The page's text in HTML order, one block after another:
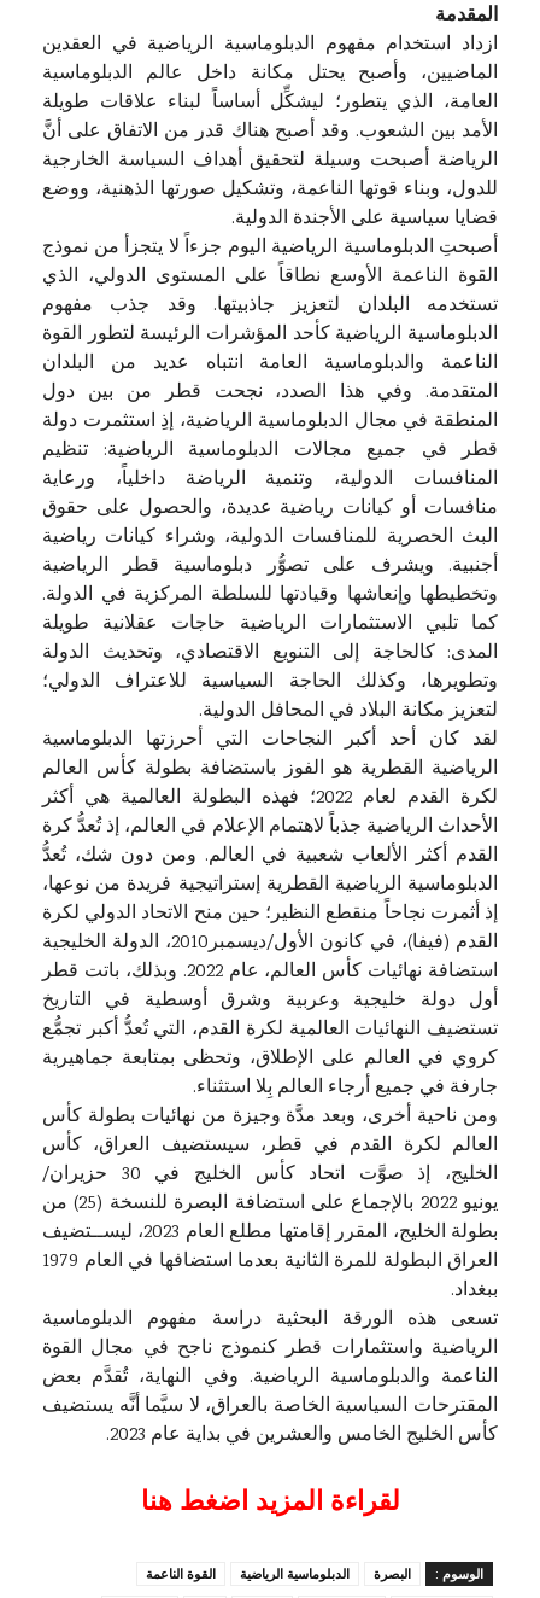
المقدمة
ازداد استخدام مفهوم الدبلوماسية الرياضية في العقدين
الماضيين، وأصبح يحتل مكانة داخل عالم الدبلوماسية
العامة، الذي يتطور؛ ليشكِّل أساساً لبناء علاقات طويلة
الأمد بين الشعوب. وقد أصبح هناك قدر من الاتفاق على أنَّ
الرياضة أصبحت وسيلة لتحقيق أهداف السياسة الخارجية
للدول، وبناء قوتها الناعمة، وتشكيل صورتها الذهنية، ووضع
قضايا سياسية على الأجندة الدولية.
أصبحتِ الدبلوماسية الرياضية اليوم جزءاً لا يتجزأ من نموذج
القوة الناعمة الأوسع نطاقاً على المستوى الدولي، الذي
تستخدمه البلدان لتعزيز جاذبيتها. وقد جذب مفهوم
الدبلوماسية الرياضية كأحد المؤشرات الرئيسة لتطور القوة
الناعمة والدبلوماسية العامة انتباه عديد من البلدان
المتقدمة. وفي هذا الصدد، نجحت قطر من بين دول
المنطقة في مجال الدبلوماسية الرياضية، إذِ استثمرت دولة
قطر في جميع مجالات الدبلوماسية الرياضية: تنظيم
المنافسات الدولية، وتنمية الرياضة داخلياً، ورعاية
منافسات أو كيانات رياضية عديدة، والحصول على حقوق
البث الحصرية للمنافسات الدولية، وشراء كيانات رياضية
أجنبية. ويشرف على تصوُّر دبلوماسية قطر الرياضية
وتخطيطها وإنعاشها وقيادتها للسلطة المركزية في الدولة.
كما تلبي الاستثمارات الرياضية حاجات عقلانية طويلة
المدى: كالحاجة إلى التنويع الاقتصادي، وتحديث الدولة
وتطويرها، وكذلك الحاجة السياسية للاعتراف الدولي؛
لتعزيز مكانة البلاد في المحافل الدولية.
لقد كان أحد أكبر النجاحات التي أحرزتها الدبلوماسية
الرياضية القطرية هو الفوز باستضافة بطولة كأس العالم
لكرة القدم لعام 2022؛ فهذه البطولة العالمية هي أكثر
الأحداث الرياضية جذباً لاهتمام الإعلام في العالم، إذ تُعدُّ كرة
القدم أكثر الألعاب شعبية في العالم. ومن دون شك، تُعدُّ
الدبلوماسية الرياضية القطرية إستراتيجية فريدة من نوعها،
إذ أثمرت نجاحاً منقطع النظير؛ حين منح الاتحاد الدولي لكرة
القدم (فيفا)، في كانون الأول/ديسمبر2010، الدولة الخليجية
استضافة نهائيات كأس العالم، عام 2022. وبذلك، باتت قطر
أول دولة خليجية وعربية وشرق أوسطية في التاريخ
تستضيف النهائيات العالمية لكرة القدم، التي تُعدُّ أكبر تجمُّع
كروي في العالم على الإطلاق، وتحظى بمتابعة جماهيرية
جارفة في جميع أرجاء العالم بِلا استثناء.
ومن ناحية أخرى، وبعد مدَّة وجيزة من نهائيات بطولة كأس
العالم لكرة القدم في قطر، سيستضيف العراق، كأس
الخليج، إذ صوَّت اتحاد كأس الخليج في 30 حزيران/
يونيو 2022 بالإجماع على استضافة البصرة للنسخة (25) من
بطولة الخليج، المقرر إقامتها مطلع العام 2023، ليســتضيف
العراق البطولة للمرة الثانية بعدما استضافها في العام 1979
ببغداد.
تسعى هذه الورقة البحثية دراسة مفهوم الدبلوماسية
الرياضية واستثمارات قطر كنموذج ناجح في مجال القوة
الناعمة والدبلوماسية الرياضية. وفي النهاية، تُقدَّم بعض
المقترحات السياسية الخاصة بالعراق، لا سيَّما أنَّه يستضيف
كأس الخليج الخامس والعشرين في بداية عام 2023.
لقراءة المزيد اضغط هنا
الوسوم : البصرة الدبلوماسية الرياضية
القوة الناعمة